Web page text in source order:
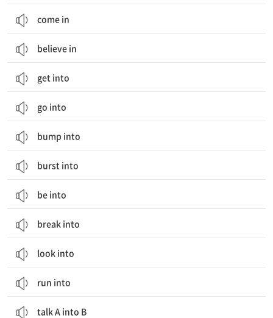
come in
believe in
get into
go into
bump into
burst into
be into
break into
look into
run into
talk A into B